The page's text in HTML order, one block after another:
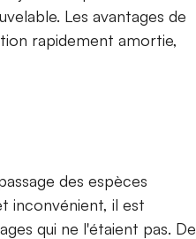
Les avantages de
rapidement amortie,
des espèces
inconvénient, il est
qui ne l'étaient pas. De